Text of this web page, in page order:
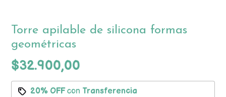
Torre apilable de silicona formas
geométricas
$32.900,00
20% OFFcon Transferencia